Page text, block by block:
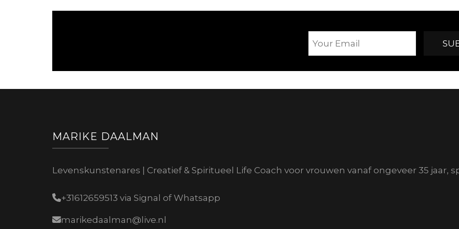
MARIKE DAALMAN
Levenskunstenares | Creatief & Spiritueel Life Coach voor vrouwen vanaf ongeveer 35 jaar,
+31612659513 via Signal of Whatsapp
marikedaalman@live.nl